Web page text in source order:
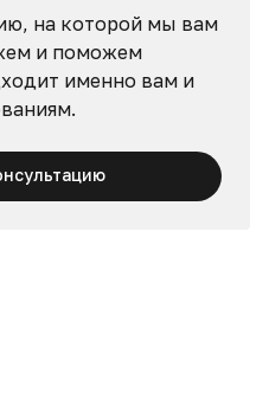
на которой мы вам
и поможем
именно вам и